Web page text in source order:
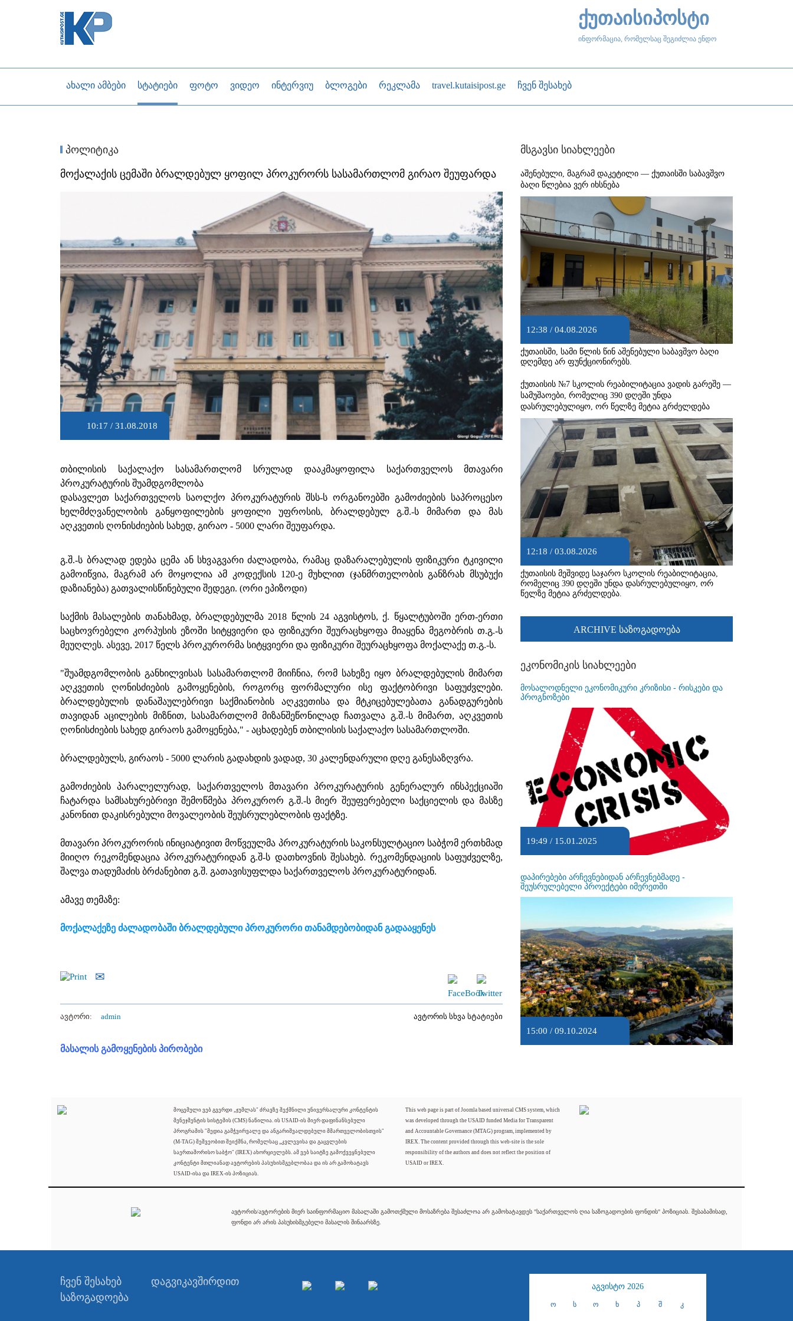
ქუთაისიპოსტი
ინფორმაცია, რომელსაც შეგიძლია ენდო
ახალი ამბები სტატიები ფოტო ვიდეო ინტერვიუ ბლოგები რეკლამა travel.kutaisipost.ge ჩვენ შესახებ
პოლიტიკა
მოქალაქის ცემაში ბრალდებულ ყოფილ პროკურორს სასამართლომ გირაო შეუფარდა
10:17 / 31.08.2018
თბილისის საქალაქო სასამართლომ სრულად დააკმაყოფილა საქართველოს მთავარი
პროკურატურის შუამდგომლობა
დასავლეთ საქართველოს საოლქო პროკურატურის შსს-ს ორგანოებში გამოძიების საპროცესო
ხელმძღვანელობის განყოფილების ყოფილი უფროსის, ბრალდებულ გ.შ.-ს მიმართ და მას
აღკვეთის ღონისძიების სახედ, გირაო - 5000 ლარი შეუფარდა.
გ.შ.-ს ბრალად ედება ცემა ან სხვაგვარი ძალადობა, რამაც დაზარალებულის ფიზიკური ტკივილი
გამოიწვია, მაგრამ არ მოყოლია ამ კოდექსის 120-ე მუხლით (ჯანმრთელობის განზრახ მსუბუქი
დაზიანება) გათვალისწინებული შედეგი. (ორი ეპიზოდი)
საქმის მასალების თანახმად, ბრალდებულმა 2018 წლის 24 აგვისტოს, ქ. წყალტუბოში ერთ-ერთი
საცხოვრებელი კორპუსის ეზოში სიტყვიერი და ფიზიკური შეურაცხყოფა მიაყენა მეგობრის თ.გ.-ს
მეუღლეს. ასევე, 2017 წელს პროკურორმა სიტყვიერი და ფიზიკური შეურაცხყოფა მოქალაქე თ.გ.-ს.
"შუამდგომლობის განხილვისას სასამართლომ მიიჩნია, რომ სახეზე იყო ბრალდებულის მიმართ
აღკვეთის ღონისძიების გამოყენების, როგორც ფორმალური ისე ფაქტობრივი საფუძვლები.
ბრალდებულის დანაშაულებრივი საქმიანობის აღკვეთისა და მტკიცებულებათა განადგურების
თავიდან აცილების მიზნით, სასამართლომ მიზანშეწონილად ჩათვალა გ.შ.-ს მიმართ, აღკვეთის
ღონისძიების სახედ გირაოს გამოყენება," - აცხადებენ თბილისის საქალაქო სასამართლოში.
ბრალდებულს, გირაოს - 5000 ლარის გადახდის ვადად, 30 კალენდარული დღე განესაზღვრა.
გამოძიების პარალელურად, საქართველოს მთავარი პროკურატურის გენერალურ ინსპექციაში
ჩატარდა სამსახურებრივი შემოწმება პროკურორ გ.შ.-ს მიერ შეუფერებელი საქციელის და მასზე
კანონით დაკისრებული მოვალეობის შეუსრულებლობის ფაქტზე.
მთავარი პროკურორის ინიციატივით მოწვეულმა პროკურატურის საკონსულტაციო საბჭომ ერთხმად
მიიღო რეკომენდაცია პროკურატურიდან გ.შ-ს დათხოვნის შესახებ. რეკომენდაციის საფუძველზე,
შალვა თადუმაძის ბრძანებით გ.შ. გათავისუფლდა საქართველოს პროკურატურიდან.
ამავე თემაზე:
მოქალაქეზე ძალადობაში ბრალდებული პროკურორი თანამდებობიდან გადააყენეს
ავტორი: admin ავტორის სხვა სტატიები
მასალის გამოყენების პირობები
მსგავსი სიახლეები
აშენებული, მაგრამ დაკეტილი — ქუთაისში საბავშვო
ბაღი წლებია ვერ იხსნება
12:38 / 04.08.2026
ქუთაისში, სამი წლის წინ აშენებული საბავშვო ბაღი
დღემდე არ ფუნქციონირებს.
ქუთაისის №7 სკოლის რეაბილიტაცია ვადის გარეშე —
სამუშაოები, რომელიც 390 დღეში უნდა
დასრულებულიყო, ორ წელზე მეტია გრძელდება
12:18 / 03.08.2026
ქუთაისის მეშვიდე საჯარო სკოლის რეაბილიტაცია,
რომელიც 390 დღეში უნდა დასრულებულიყო, ორ
წელზე მეტია გრძელდება.
ARCHIVE საზოგადოება
ეკონომიკის სიახლეები
მოსალოდნელი ეკონომიკური კრიზისი - რისკები და
პროგნოზები
19:49 / 15.01.2025
დაპირებები არჩევნებიდან არჩევნებმადე -
შეუსრულებელი პროექტები იმერეთში
15:00 / 09.10.2024
მოცემული ვებ გვერდი „ჯუმლას" ძრავზე შექმნილი უნივერსალური კონტენტის
მენეჯმენტის სისტემის (CMS) ნაწილია. ის USAID-ის მიერ დაფინანსებული
პროგრამის "მედია გამჭვირვალე და ანგარიშვალდებული მმართველობისთვის"
(M-TAG) მეშვეობით შეიქმნა, რომელსაც „კვლევისა და გაცვლების
საერთაშორისო საბჭო" (IREX) ახორციელებს. ამ ვებ საიტზე გამოქვეყნებული
კონტენტი მთლიანად ავტორების პასუხისმგებლობაა და ის არ გამოხატავს
USAID-ისა და IREX-ის პოზიციას.
This web page is part of Joomla based universal CMS system, which
was developed through the USAID funded Media for Transparent
and Accountable Governance (MTAG) program, implemented by
IREX. The content provided through this web-site is the sole
responsibility of the authors and does not reflect the position of
USAID or IREX.
ავტორის/ავტორების მიერ საინფორმაციო მასალაში გამოთქმული მოსაზრება შესაძლოა არ გამოხატავდეს "საქართველოს ღია საზოგადოების ფონდის" პოზიციას. შესაბამისად,
ფონდი არ არის პასუხისმგებელი მასალის შინაარსზე.
ჩვენ შესახებ
დაგვიკავშირდით
საზოგადოება
აგვისტო 2026
ო ს ო ხ პ შ კ